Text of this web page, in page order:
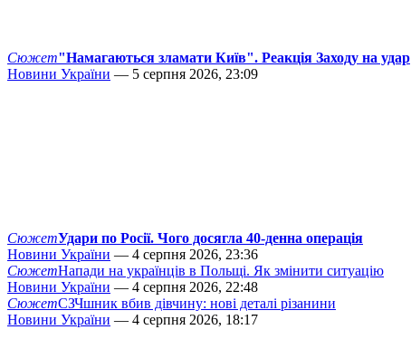
Сюжет"Намагаються зламати Київ". Реакція Заходу на удар
Новини України — 5 серпня 2026, 23:09
СюжетУдари по Росії. Чого досягла 40-денна операція
Новини України — 4 серпня 2026, 23:36
СюжетНапади на українців в Польщі. Як змінити ситуацію
Новини України — 4 серпня 2026, 22:48
СюжетСЗЧшник вбив дівчину: нові деталі різанини
Новини України — 4 серпня 2026, 18:17